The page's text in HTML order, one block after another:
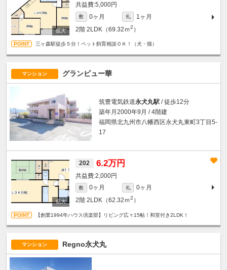
5,000円
敷 0ヶ月 礼
1ヶ月
2階 2LDK（69.32ｍ2 ）
三ヶ森駅徒歩５分！ペット飼育相談ＯＫ！（犬・猫）
マンション グランビュー華
筑豊電気鉄道永犬丸駅 / 徒歩12分
築年月2000年9月 / 4階建
福岡県北九州市八幡西区永犬丸東町3丁目5-
17
202 6.2万円
2,000円
敷 0ヶ月 礼
0ヶ月
2階 2LDK（62.32ｍ2 ）
【創業1994年ハウス倶楽部】リビング広々15帖！和室付き2LDK！
マンション Regno永犬丸